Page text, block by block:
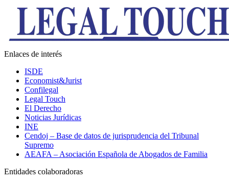
Enlaces de interés
ISDE
Economist&Jurist
Confilegal
Legal Touch
El Derecho
Noticias Jurídicas
INE
Cendoj – Base de datos de jurisprudencia del Tribunal
Supremo
AEAFA – Asociación Española de Abogados de Familia
Entidades colaboradoras